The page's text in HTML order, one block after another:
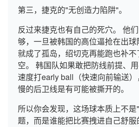
第三，捷克的"无创造力陷阱"。
反过来捷克也有自己的死穴。 他
够，一旦被韩国的高位逼抢在出
就成了孤岛，绍切克再能跑也补
空。 韩国队如果敢把防线前提、
速度打early ball（快速向前输送
慢的后卫线是有可能被撕开的。
所以你会发现，这场球本质上不
题，而是谁能把比赛拽进自己舒服